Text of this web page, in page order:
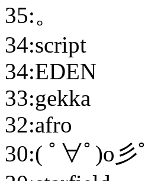
35:。
34:script
34:EDEN
33:gekka
32:afro
30:( ﾟ∀ﾟ)o彡ﾟ